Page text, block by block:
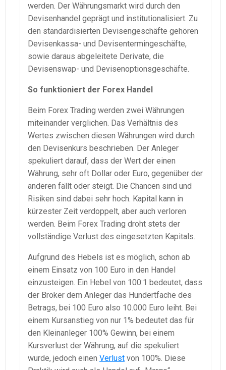
werden. Der Währungsmarkt wird durch den
Devisenhandel geprägt und institutionalisiert. Zu
den standardisierten Devisengeschäfte gehören
Devisenkassa- und Devisentermingeschäfte,
sowie daraus abgeleitete Derivate, die
Devisenswap- und Devisenoptionsgeschäfte.
So funktioniert der Forex Handel
Beim Forex Trading werden zwei Währungen
miteinander verglichen. Das Verhältnis des
Wertes zwischen diesen Währungen wird durch
den Devisenkurs beschrieben. Der Anleger
spekuliert darauf, dass der Wert der einen
Währung, sehr oft Dollar oder Euro, gegenüber der
anderen fällt oder steigt. Die Chancen sind und
Risiken sind dabei sehr hoch. Kapital kann in
kürzester Zeit verdoppelt, aber auch verloren
werden. Beim Forex Trading droht stets der
vollständige Verlust des eingesetzten Kapitals.
Aufgrund des Hebels ist es möglich, schon ab
einem Einsatz von 100 Euro in den Handel
einzusteigen. Ein Hebel von 100:1 bedeutet, dass
der Broker dem Anleger das Hundertfache des
Betrags, bei 100 Euro also 10.000 Euro leiht. Bei
einem Kursanstieg von nur 1% bedeutet das für
den Kleinanleger 100% Gewinn, bei einem
Kursverlust der Währung, auf die spekuliert
wurde, jedoch einen Verlust von 100%. Diese